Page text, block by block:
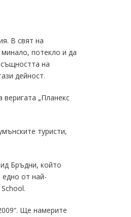
В свят на
потекло и да
на
дейност.
„Планекс
туристи,
Бръдни, който
едно от най-
Ще намерите